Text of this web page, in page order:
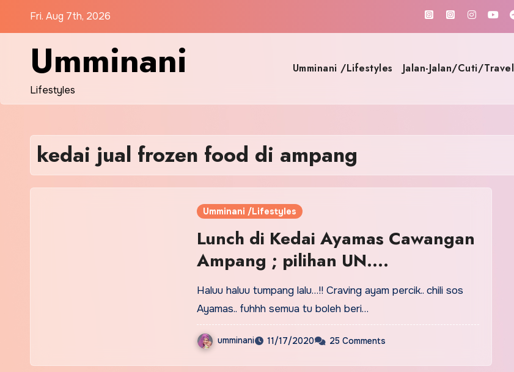
Fri. Aug 7th, 2026
Umminani
Lifestyles
Umminani /Lifestyles Jalan-Jalan/Cuti/Travel
kedai jual frozen food di ampang
Umminani /Lifestyles
Lunch di Kedai Ayamas Cawangan
Ampang ; pilihan UN….
Haluu haluu tumpang lalu…!! Craving ayam percik.. chili sos
Ayamas.. fuhhh semua tu boleh beri…
umminani 11/17/2020 25 Comments